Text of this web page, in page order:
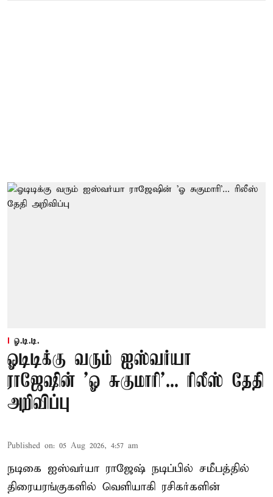
ஓ.டி.டி.
ஓடிடிக்கு வரும் ஐஸ்வர்யா
ராஜேஷின் 'ஓ சுகுமாரி'... ரிலீஸ் தேதி
அறிவிப்பு
Published on: 05 Aug 2026, 4:57 am
நடிகை ஐஸ்வர்யா ராஜேஷ் நடிப்பில் சமீபத்தில்
திரையரங்குகளில் வெளியாகி ரசிகர்களின்